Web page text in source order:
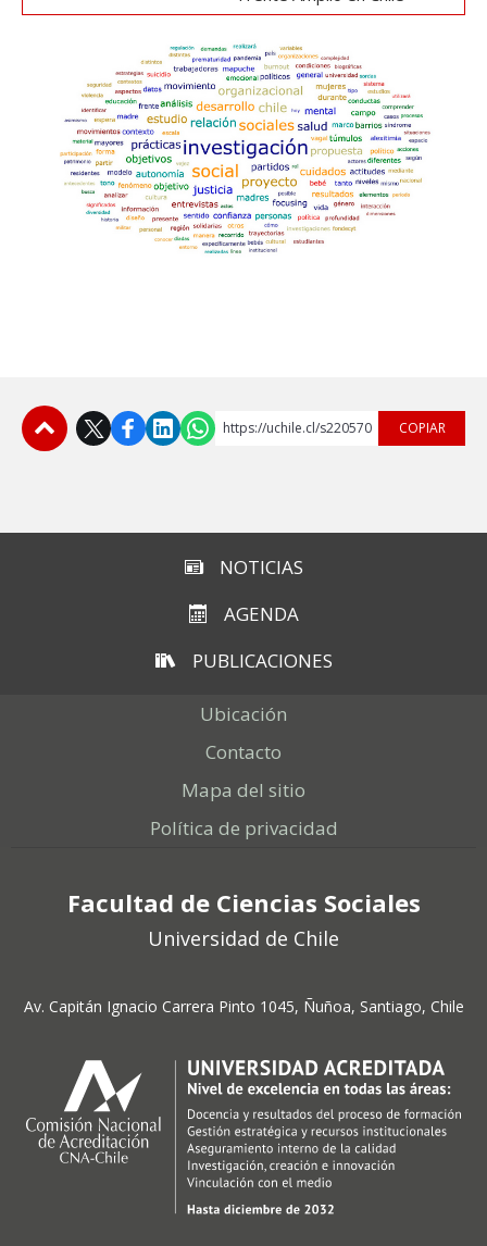
https://uchile.cl/s220570 COPIAR
NOTICIAS
AGENDA
PUBLICACIONES
Ubicación
Contacto
Mapa del sitio
Política de privacidad
Facultad de Ciencias Sociales
Universidad de Chile
Av. Capitán Ignacio Carrera Pinto 1045, Ñuñoa, Santiago, Chile